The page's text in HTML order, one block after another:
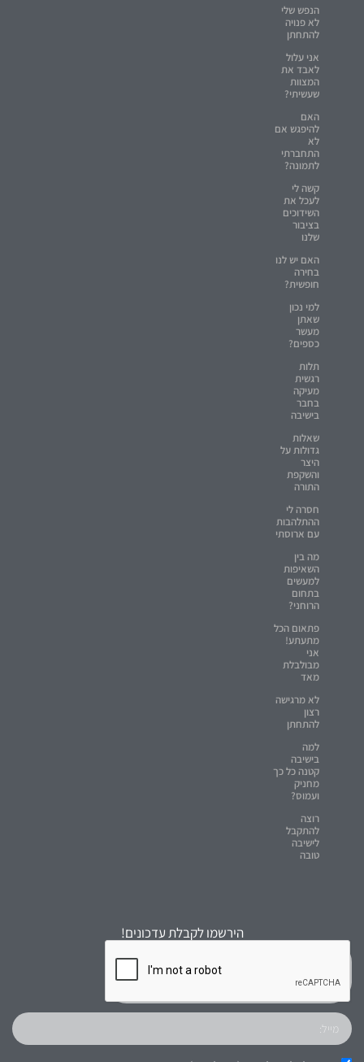
הנפש שלי
לא פנויה
להתחתן
אני עלול
לאבד את
המצוות
שעשיתי?
האם
להיפגש אם
לא
התחברתי
לתמונה?
קשה לי
לעכל את
השידוכים
בציבור
שלנו
האם יש לנו
בחירה
חופשית?
למי נכון
שאתן
מעשר
כספים?
תלות
רגשית
מעיקה
בחבר
בישיבה
שאלות
גדולות על
היצר
והשקפת
התורה
חסרה לי
ההתלהבות
עם ארוסתי
מה בין
השאיפות
למעשים
בתחום
הרוחני?
פתאום הכל
מתעתע!
אני
מבולבלת
מאד
לא מרגישה
רצון
להתחתן
למה
בישיבה
קטנה כל כך
מחניק
ועמוס?
רוצה
להתקבל
לישיבה
טובה
הירשמו לקבלת עדכונים!